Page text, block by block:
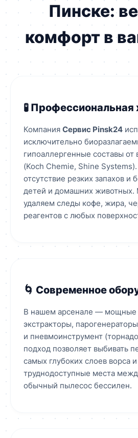
Пинске:
комфорт в
🧪 Профессиональная
Компания Сервис Pinsk24
исключительно
гипоаллергенные составы
(Koch Chemie, Shine
отсутствие резких запахов и
детей и домашних
удаляем следы кофе, жира,
реагентов с любых
🌀 Современное
В нашем арсенале —
экстракторы,
и пневмоинструмент
подход позволяет выбивать
самых глубоких слоев ворса
труднодоступные места
обычный пылесос бессилен.